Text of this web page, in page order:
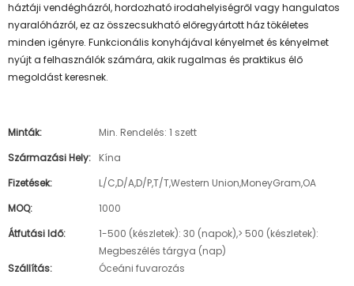
háztáji vendégházról, hordozható irodahelyiségről vagy hangulatos
nyaralóházról, ez az összecsukható előregyártott ház tökéletes
minden igényre. Funkcionális konyhájával kényelmet és kényelmet
nyújt a felhasználók számára, akik rugalmas és praktikus élő
megoldást keresnek.
Minták:
Min. Rendelés: 1 szett
Származási Hely:
Kína
Fizetések:
L/C,D/A,D/P,T/T,Western Union,MoneyGram,OA
MOQ:
1000
Átfutási Idő:
1-500 (készletek): 30 (napok),> 500 (készletek):
Megbeszélés tárgya (nap)
Szállítás:
Óceáni fuvarozás